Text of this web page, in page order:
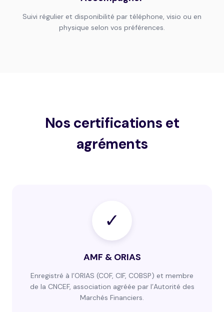
Suivi régulier et disponibilité par téléphone, visio ou en
physique selon vos préférences.
Nos certifications et
agréments
✓
AMF & ORIAS
Enregistré à l’ORIAS (COF, CIF, COBSP) et membre
de la CNCEF, association agréée par l’Autorité des
Marchés Financiers.